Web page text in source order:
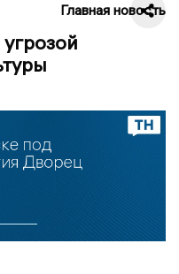
Главная новость